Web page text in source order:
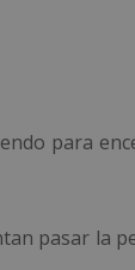
para
pasar la